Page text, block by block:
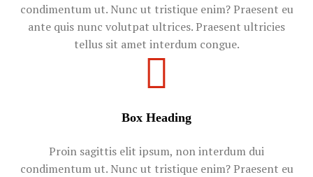
condimentum ut. Nunc ut tristique enim? Praesent eu
ante quis nunc volutpat ultrices. Praesent ultricies
tellus sit amet interdum congue.
Box Heading
Proin sagittis elit ipsum, non interdum dui
condimentum ut. Nunc ut tristique enim? Praesent eu